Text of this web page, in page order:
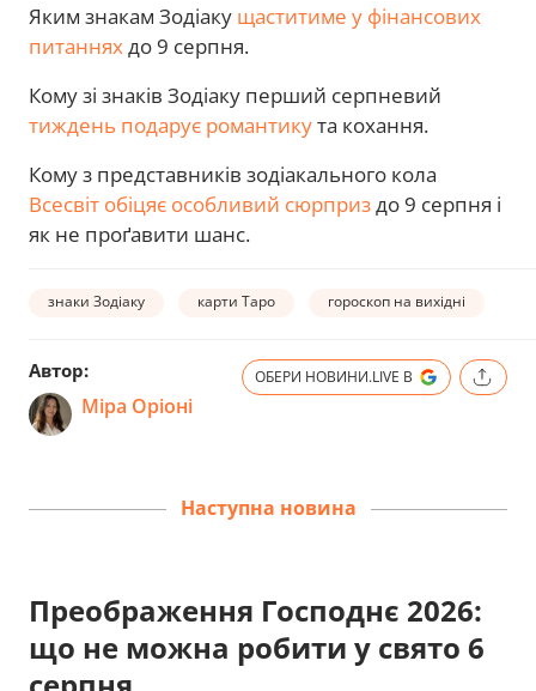
Яким знакам Зодіаку щаститиме у фінансових
питаннях до 9 серпня.
Кому зі знаків Зодіаку перший серпневий
тиждень подарує романтикута кохання.
Кому з представників зодіакального кола
Всесвіт обіцяє особливий сюрприздо 9 серпня і
як не проґавити шанс.
знаки Зодіаку карти Таро гороскоп на вихідні
Автор:
Міра Оріоні
ОБЕРИ НОВИНИ.LIVE В
Наступна новина
Преображення Господнє 2026:
що не можна робити у свято 6